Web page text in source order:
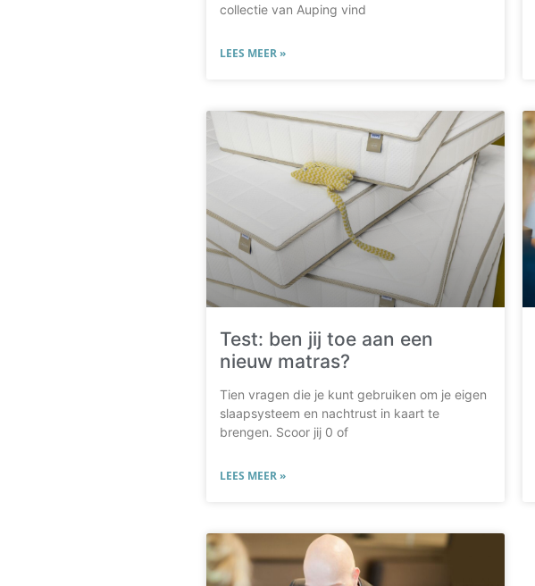
collectie van Auping vind
LEES MEER »
Test: ben jij toe aan een
nieuw matras?
Tien vragen die je kunt gebruiken om je eigen
slaapsysteem en nachtrust in kaart te
brengen. Scoor jij 0 of
LEES MEER »